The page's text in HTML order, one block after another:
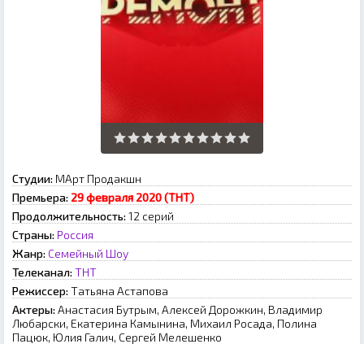
Студии: МАрт Продакшн
Премьера: 29 февраля 2020 (ТНТ)
Продолжительность: 12 серий
Страны: Россия
Жанр: Семейный Шоу
Телеканал: ТНТ
Режиссер: Татьяна Астапова
Актеры: Анастасия Бутрым, Алексей Дорожкин, Владимир
Любарски, Екатерина Камынина, Михаил Росада, Полина
Пацюк, Юлия Галич, Сергей Мелешенко